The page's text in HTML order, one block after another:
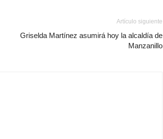
Artículo siguiente
Griselda Martínez asumirá hoy la alcaldía de
Manzanillo